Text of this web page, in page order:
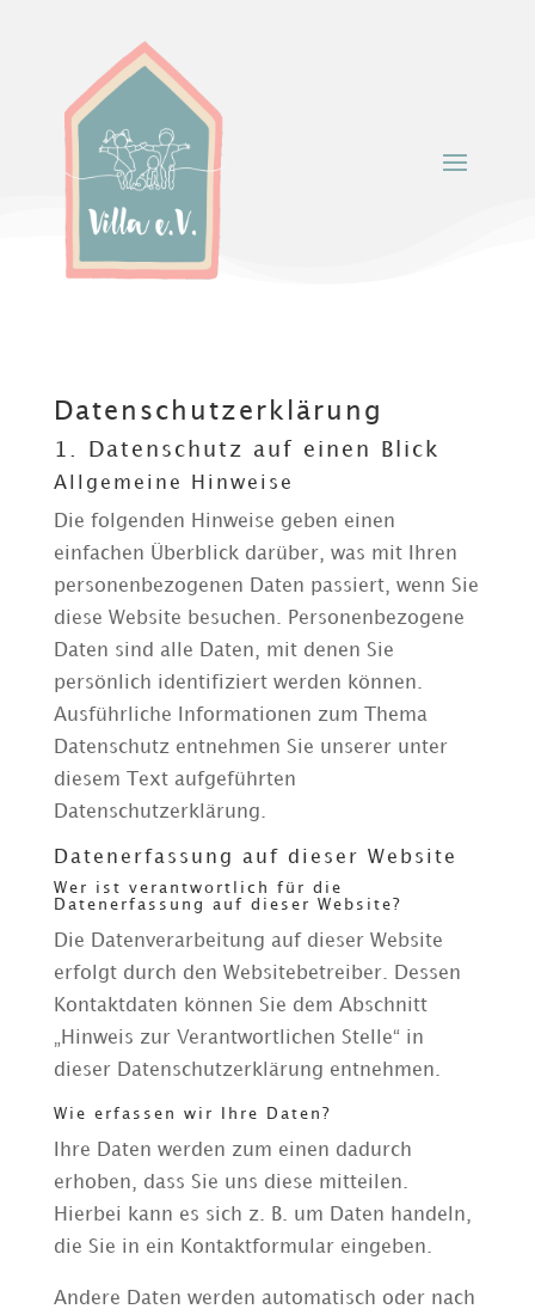
Datenschutz­erklärung
1. Datenschutz auf einen Blick
Allgemeine Hinweise
Die folgenden Hinweise geben einen
einfachen Überblick darüber, was mit Ihren
personenbezogenen Daten passiert, wenn Sie
diese Website besuchen. Personenbezogene
Daten sind alle Daten, mit denen Sie
persönlich identifiziert werden können.
Ausführliche Informationen zum Thema
Datenschutz entnehmen Sie unserer unter
diesem Text aufgeführten
Datenschutzerklärung.
Datenerfassung auf dieser Website
Wer ist verantwortlich für die
Datenerfassung auf dieser Website?
Die Datenverarbeitung auf dieser Website
erfolgt durch den Websitebetreiber. Dessen
Kontaktdaten können Sie dem Abschnitt
„Hinweis zur Verantwortlichen Stelle“ in
dieser Datenschutzerklärung entnehmen.
Wie erfassen wir Ihre Daten?
Ihre Daten werden zum einen dadurch
erhoben, dass Sie uns diese mitteilen.
Hierbei kann es sich z. B. um Daten handeln,
die Sie in ein Kontaktformular eingeben.
Andere Daten werden automatisch oder nach